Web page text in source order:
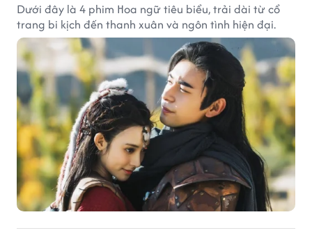
Dưới đây là 4 phim Hoa ngữ tiêu biểu, trải dài từ cổ
trang bi kịch đến thanh xuân và ngôn tình hiện đại.